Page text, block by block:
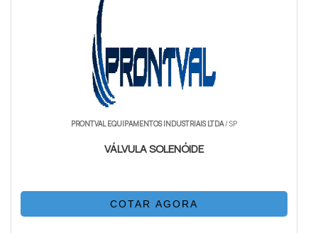
PRONTVAL EQUIPAMENTOS INDUSTRIAIS LTDA/ SP
VÁLVULA SOLENÓIDE
COTAR AGORA